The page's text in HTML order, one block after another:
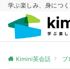
学ぶ楽しみ、身につ
Kimini英会話 ブ